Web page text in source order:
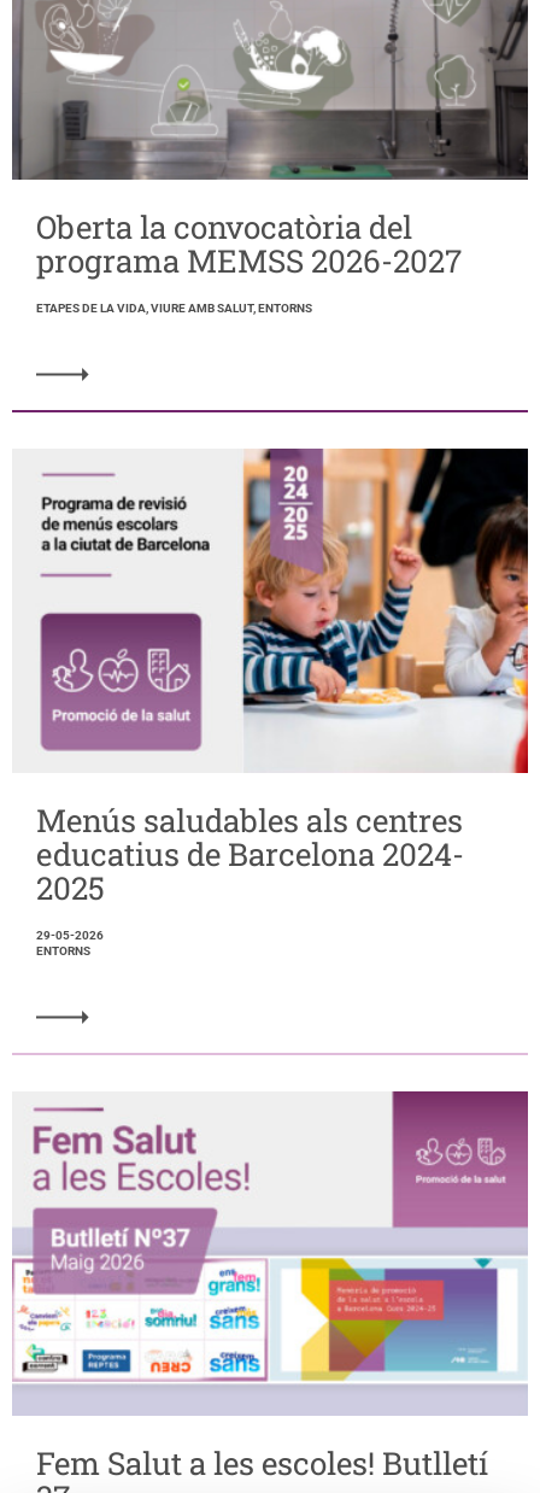
Oberta la convocatòria del
programa MEMSS 2026-2027
ETAPES DE LA VIDA, VIURE AMB SALUT, ENTORNS
Menús saludables als centres
educatius de Barcelona 2024-
2025
29-05-2026
ENTORNS
Fem Salut a les escoles! Butlletí